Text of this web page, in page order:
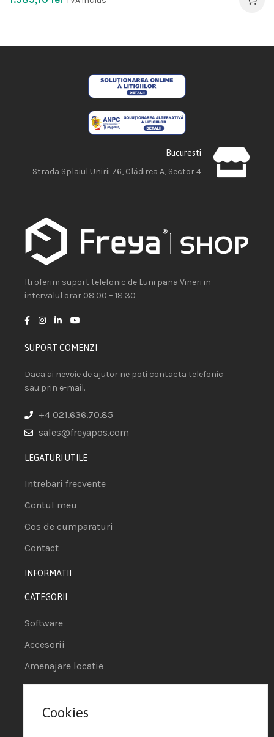
Bucuresti
Strada Splaiul Unirii 76, Clădirea A, Sector 4
Iti oferim suport telefonic de Luni pana Vineri in
intervalul orar 08:00 – 18:30
SUPORT COMENZI
Daca ai nevoie de ajutor ne poti contacta telefonic
sau prin e-mail.
+4 021.636.70.85
sales@freyapos.com
LEGATURI UTILE
Intrebari frecvente
Contul meu
Cos de cumparaturi
Contact
INFORMATII
CATEGORII
Software
Accesorii
Amenajare locatie
POS - Puncte de vanzare
Termeni si conditii
Cookies